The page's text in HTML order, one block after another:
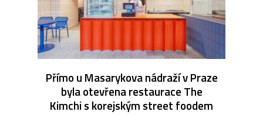
Přímo u Masarykova nádraží v Praze
byla otevřena restaurace The
Kimchi s korejským street foodem